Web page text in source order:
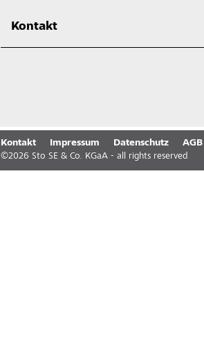
Kontakt
Kontakt Impressum Datenschutz AGB
©2026 Sto SE & Co. KGaA - all rights reserved